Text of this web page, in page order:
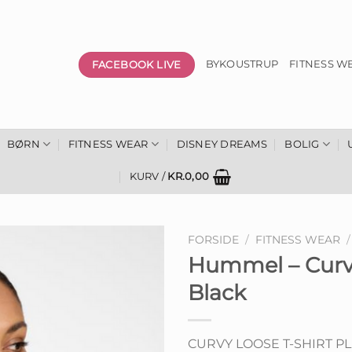
FACEBOOK LIVE BYKOUSTRUP FITNESS
BØRN FITNESS WEAR DISNEY DREAMS BOLIG
KURV / KR.0,00
FORSIDE / FITNESS WEAR /
Hummel –
Black
CURVY LOOSE T-SHIRT